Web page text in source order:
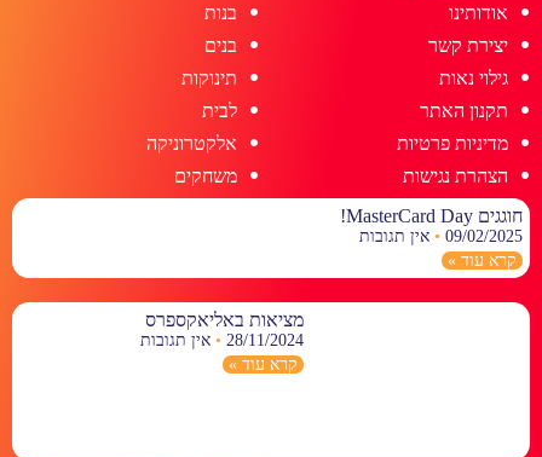
אודותינו
יצירת קשר
גילוי נאות
תקנון האתר
מדיניות פרטיות
הצהרת נגישות
בנות
בנים
תינוקות
לבית
אלקטרוניקה
משחקים
חוגגים MasterCard Day!
09/02/2025
אין תגובות
קרא עוד »
מציאות באליאקספרס
28/11/2024
אין תגובות
קרא עוד »